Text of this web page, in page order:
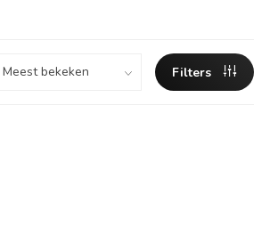
Filters